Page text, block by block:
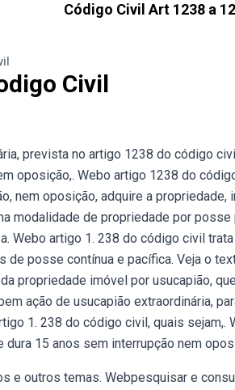
Código Civil Art 1238 a
Civil
prevista no artigo 1238 do código
oposição,. Webo artigo 1238 do
nem oposição, adquire a
modalidade de propriedade por
Webo artigo 1. 238 do código civil
de posse contínua e pacífica. Veja o
propriedade imóvel por usucapião,
ação de usucapião extraordinária,
1. 238 do código civil, quais
dura 15 anos sem interrupção nem
e outros temas. Webpesquisar e